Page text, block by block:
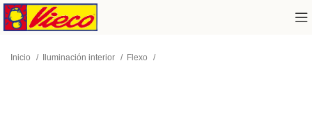
Inicio Iluminación interior Flexo